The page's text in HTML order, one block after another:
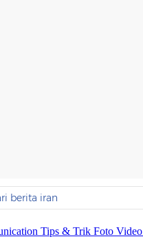
sedang ramai dicari
Tips & Trik Foto Video